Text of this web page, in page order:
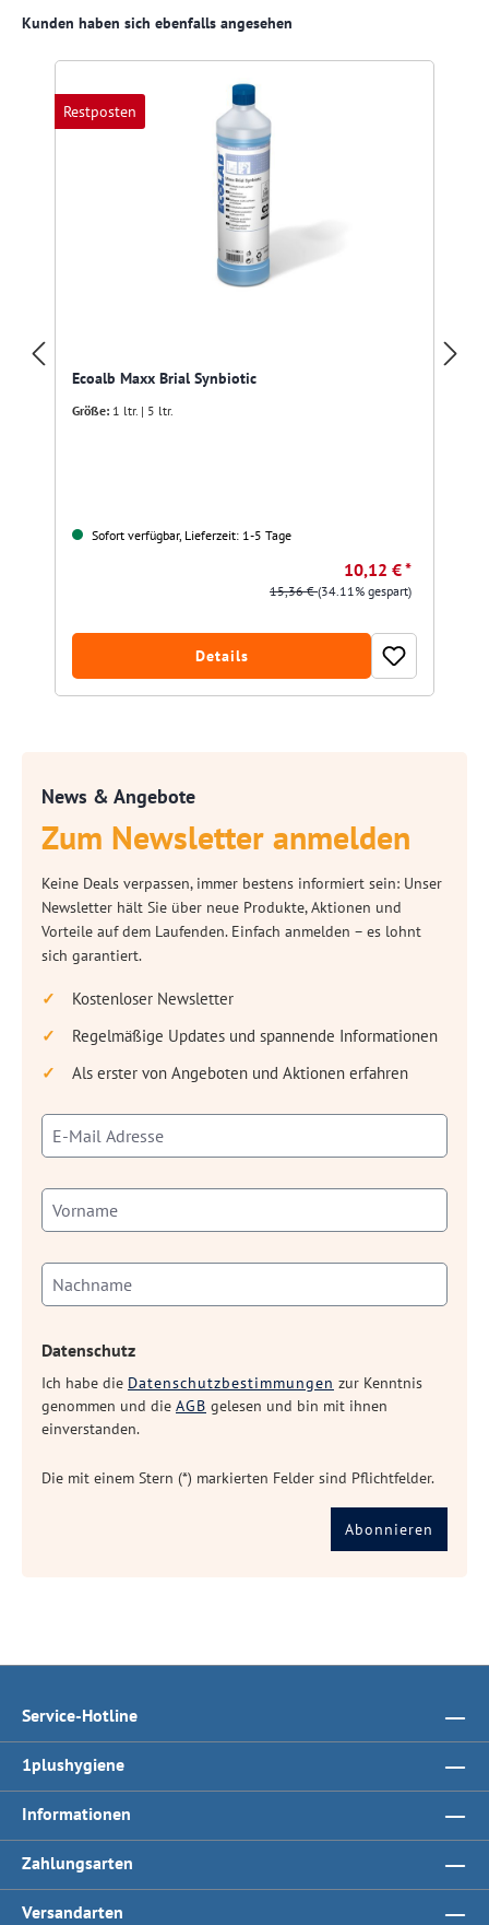
Produktgalerie überspringen
Kunden haben sich ebenfalls angesehen
Restposten
Ecoalb Maxx Brial Synbiotic
Größe: 1 ltr. | 5 ltr.
Sofort verfügbar, Lieferzeit: 1-5 Tage
10,12 € *
15,36 €(34.11% gespart)
Details
News & Angebote
Zum Newsletter anmelden
Keine Deals verpassen, immer bestens informiert sein: Unser
Newsletter hält Sie über neue Produkte, Aktionen und
Vorteile auf dem Laufenden. Einfach anmelden – es lohnt
sich garantiert.
Kostenloser Newsletter
Regelmäßige Updates und spannende Informationen
Als erster von Angeboten und Aktionen erfahren
Datenschutz
Ich habe die Datenschutzbestimmungen zur Kenntnis
genommen und die AGB gelesen und bin mit ihnen
einverstanden.
Die mit einem Stern (*) markierten Felder sind Pflichtfelder.
Abonnieren
Service-Hotline
1plushygiene
Informationen
Zahlungsarten
Versandarten